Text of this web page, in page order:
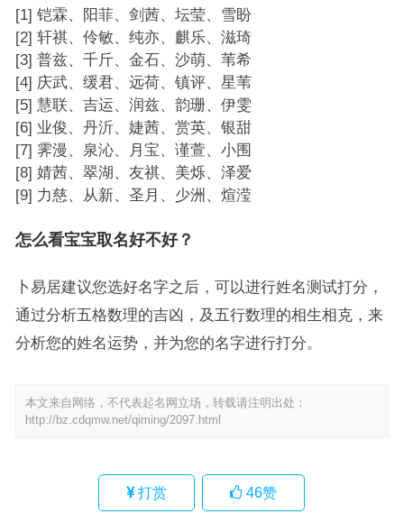
[1] 铠霖、阳菲、剑茜、坛莹、雪盼
[2] 轩祺、伶敏、纯亦、麒乐、滋琦
[3] 普兹、千斤、金石、沙萌、苇希
[4] 庆武、缓君、远荷、镇评、星苇
[5] 慧联、吉运、润兹、韵珊、伊雯
[6] 业俊、丹沂、婕茜、赏英、银甜
[7] 霁漫、泉沁、月宝、谨萱、小围
[8] 婧茜、翠湖、友祺、美烁、泽爱
[9] 力慈、从新、圣月、少洲、煊滢
怎么看宝宝取名好不好？
卜易居建议您选好名字之后，可以进行姓名测试打分，
通过分析五格数理的吉凶，及五行数理的相生相克，来
分析您的姓名运势，并为您的名字进行打分。
本文来自网络，不代表起名网立场，转载请注明出处：
http://bz.cdqmw.net/qiming/2097.html
打赏 46赞